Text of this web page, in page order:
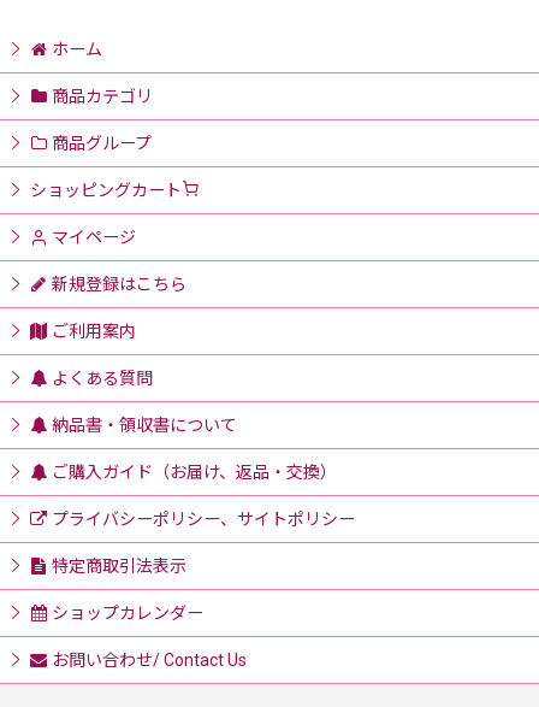
ホーム
商品カテゴリ
商品グループ
ショッピングカート
マイページ
新規登録はこちら
ご利用案内
よくある質問
納品書・領収書について
ご購入ガイド（お届け、返品・交換）
プライバシーポリシー、サイトポリシー
特定商取引法表示
ショップカレンダー
お問い合わせ/ Contact Us